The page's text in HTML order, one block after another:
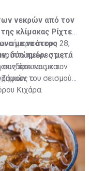
νεκρών από τον
κλίμακας Ρίχτερ
με νεότερο
δύο ημέρες μετά
σήμερα στους 28,
στις
συνδέονται με τον
ο
Κιχάρα.
έρευνας και
του σεισμού